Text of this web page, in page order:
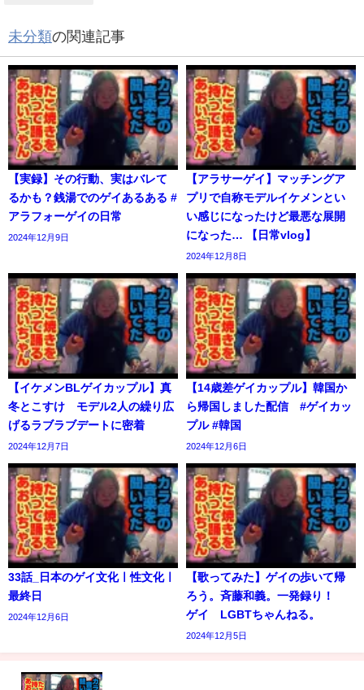
未分類の関連記事
【実録】その行動、実はバレて
るかも？銭湯でのゲイあるある #
アラフォーゲイの日常
2024年12月9日
【アラサーゲイ】マッチングア
プリで自称モデルイケメンとい
い感じになったけど最悪な展開
になった… 【日常vlog】
2024年12月8日
【イケメンBLゲイカップル】真
冬とこすけ モデル2人の繰り広
げるラブラブデートに密着
2024年12月7日
【14歳差ゲイカップル】韓国か
ら帰国しました配信 #ゲイカッ
プル #韓国
2024年12月6日
33話_日本のゲイ文化ㅣ性文化ㅣ
最終日
2024年12月6日
【歌ってみた】ゲイの歩いて帰
ろう。斉藤和義。一発録り！
ゲイ LGBTちゃんねる。
2024年12月5日